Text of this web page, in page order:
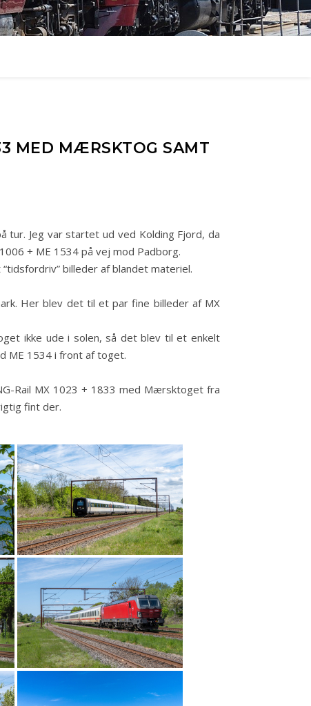
MED MÆRSKTOG SAMT
tur. Jeg var startet ud ved Kolding Fjord, da
+ ME 1534 på vej mod Padborg.
billeder af blandet materiel.
Her blev det til et par fine billeder af MX
ikke ude i solen, så det blev til et enkelt
ME 1534 i front af toget.
Rail MX 1023 + 1833 med Mærsktoget fra
fint der.